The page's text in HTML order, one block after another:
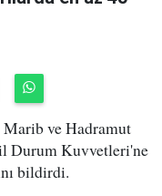
ve Hadramut
Durum Kuvvetleri'ne
bildirdi.